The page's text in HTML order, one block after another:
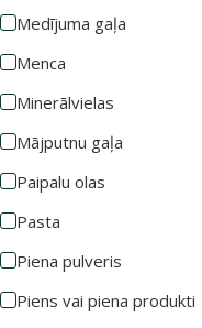
Medījuma gaļa
Menca
Minerālvielas
Mājputnu gaļa
Paipalu olas
Pasta
Piena pulveris
Piens vai piena produkti